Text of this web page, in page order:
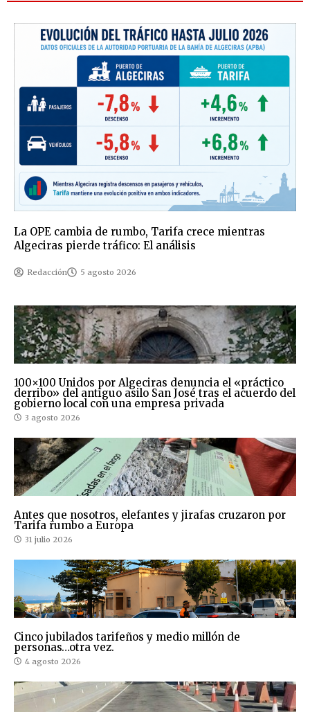
La OPE cambia de rumbo, Tarifa crece mientras
Algeciras pierde tráfico: El análisis
Redacción 5 agosto 2026
100×100 Unidos por Algeciras denuncia el «práctico
derribo» del antiguo asilo San José tras el acuerdo del
gobierno local con una empresa privada
3 agosto 2026
Antes que nosotros, elefantes y jirafas cruzaron por
Tarifa rumbo a Europa
31 julio 2026
Cinco jubilados tarifeños y medio millón de
personas…otra vez.
4 agosto 2026